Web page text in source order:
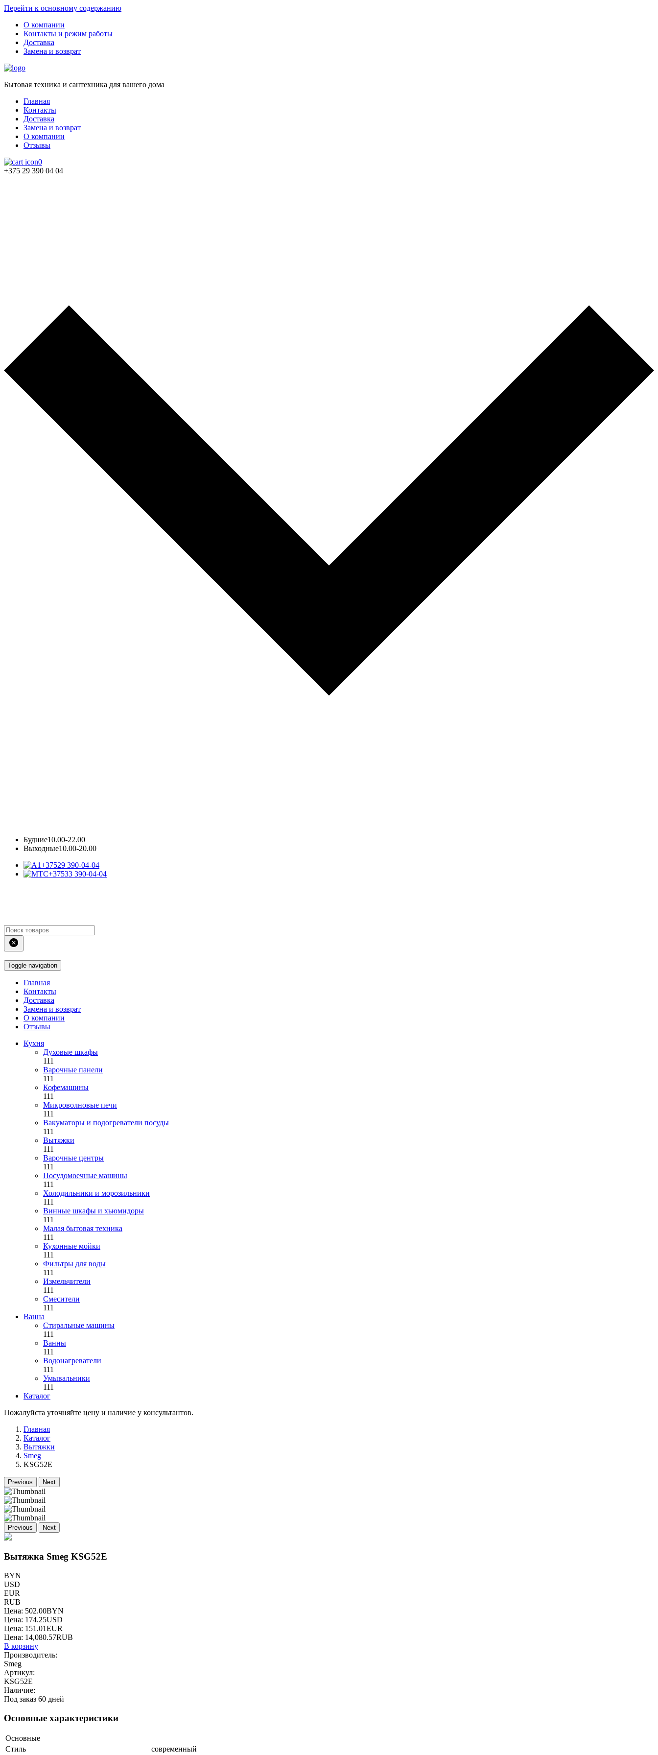
Перейти к основному содержанию
О компании
Контакты и режим работы
Доставка
Замена и возврат
Бытовая техника и сантехника для вашего дома
Главная
Контакты
Доставка
Замена и возврат
О компании
Отзывы
0
+375 29 390 04 04
Будние10.00-22.00
Выходные10.00-20.00
+37529 390-04-04
+37533 390-04-04
Toggle navigation
Главная
Контакты
Доставка
Замена и возврат
О компании
Отзывы
Кухня
Духовые шкафы
111
Варочные панели
111
Кофемашины
111
Микроволновые печи
111
Вакуматоры и подогреватели посуды
111
Вытяжки
111
Варочные центры
111
Посудомоечные машины
111
Холодильники и морозильники
111
Винные шкафы и хьюмидоры
111
Малая бытовая техника
111
Кухонные мойки
111
Фильтры для воды
111
Измельчители
111
Смесители
111
Ванна
Стиральные машины
111
Ванны
111
Водонагреватели
111
Умывальники
111
Каталог
Пожалуйста уточняйте цену и наличие у консультантов.
Главная
Каталог
Вытяжки
Smeg
KSG52E
Previous Next
Previous Next
Вытяжка Smeg KSG52E
BYN
USD
EUR
RUB
Цена: 502.00BYN
Цена: 174.25USD
Цена: 151.01EUR
Цена: 14,080.57RUB
В корзину
Производитель:
Smeg
Артикул:
KSG52E
Наличие:
Под заказ 60 дней
Основные характеристики
Основные
Стиль
современный